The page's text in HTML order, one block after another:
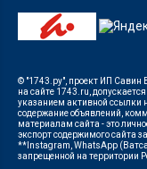
© "1743.ру", проект ИП Савин
на сайте 1743.ru,
указанием активной ссылки
содержание объявлений,
материалам сайта - это
экспорт содержимого сайта
**Instagram, WhatsApp
запрещенной на территории